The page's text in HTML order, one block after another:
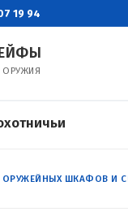
19 94
ОРУЖЕЙНЫХ ШКАФОВ И